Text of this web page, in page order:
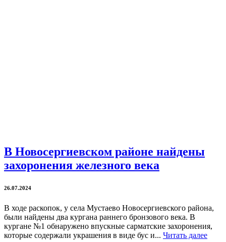
В Новосергиевском районе найдены
захоронения железного века
26.07.2024
В ходе раскопок, у села Мустаево Новосергиевского района,
были найдены два кургана раннего бронзового века. В
кургане №1 обнаружено впускные сарматские захоронения,
которые содержали украшения в виде бус и... Читать далее